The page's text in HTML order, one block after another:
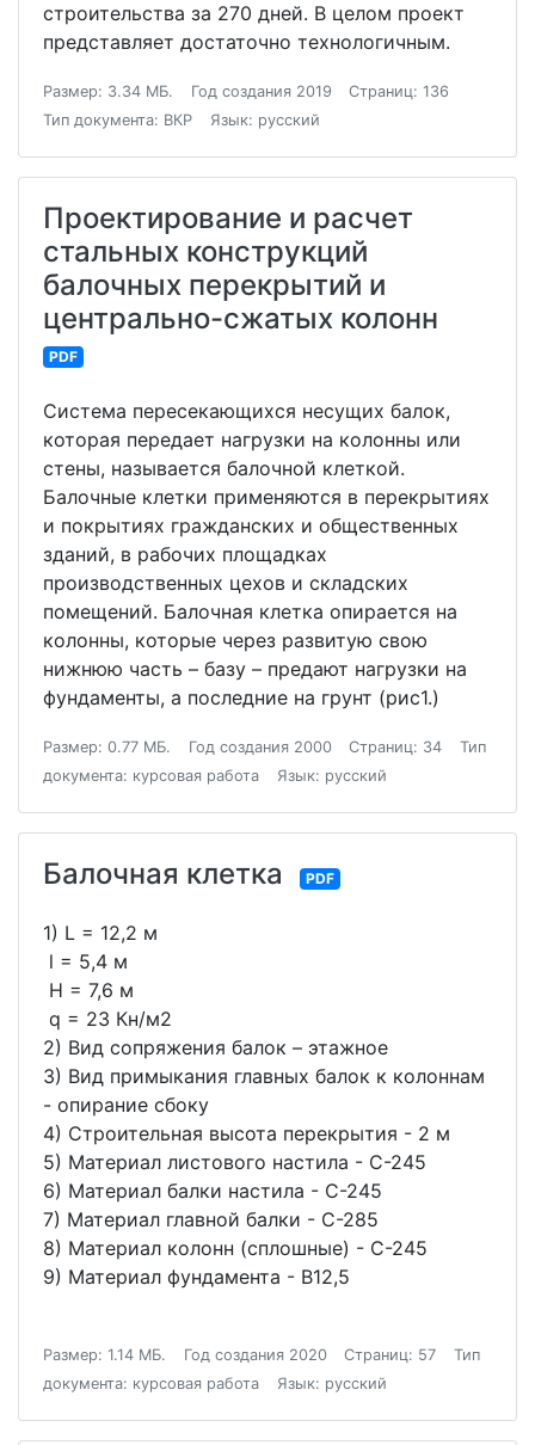
строительства за 270 дней. В целом проект
представляет достаточно технологичным.
Размер: 3.34 МБ. Год создания 2019
Страниц: 136
Тип документа: ВКР
Язык: русский
Проектирование и расчет
стальных конструкций
балочных перекрытий и
центрально-сжатых колонн
PDF
Система пересекающихся несущих балок,
которая передает нагрузки на колонны или
стены, называется балочной клеткой.
Балочные клетки применяются в перекрытиях
и покрытиях гражданских и общественных
зданий, в рабочих площадках
производственных цехов и складских
помещений. Балочная клетка опирается на
колонны, которые через развитую свою
нижнюю часть – базу – предают нагрузки на
фундаменты, а последние на грунт (рис1.)
Размер: 0.77 МБ. Год создания 2000 Страниц: 34
Тип
документа: курсовая работа
Язык: русский
Балочная клетка PDF
1) L = 12,2 м
l = 5,4 м
H = 7,6 м
q = 23 Кн/м2
2) Вид сопряжения балок – этажное
3) Вид примыкания главных балок к колоннам
- опирание сбоку
4) Строительная высота перекрытия - 2 м
5) Материал листового настила - С-245
6) Материал балки настила - С-245
7) Материал главной балки - С-285
8) Материал колонн (сплошные) - С-245
9) Материал фундамента - В12,5
Размер: 1.14 МБ. Год создания 2020 Страниц: 57
Тип
документа: курсовая работа
Язык: русский